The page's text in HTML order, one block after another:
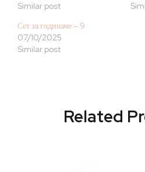
Similar post
Сет за годиначе – 9
07/10/2025
Similar post
Related